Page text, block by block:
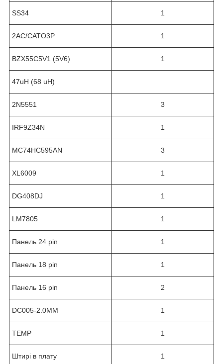
SS34 1
2AC/CATO3P 1
BZX55C5V1 (5V6) 1
47uH (68 uH)
2N5551 3
IRF9Z34N 1
МС74НС595AN 3
XL6009 1
DG408DJ 1
LM7805 1
Панель 24 pin 1
Панель 18 pin 1
Панель 16 pin 2
DC005-2.0MM 1
TEMP 1
Штирі в плату 1